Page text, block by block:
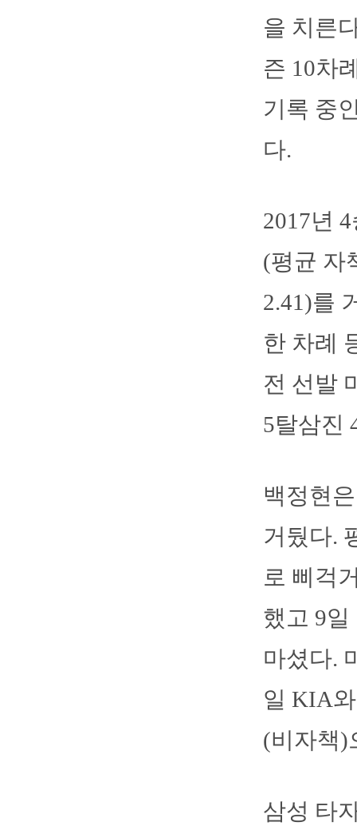
을 치른
즌 10차
기록 중
다.
2017년
(평균 자
2.41)를
한 차례
전 선발
5탈삼진
백정현
거뒀다.
로 삐걱
했고 9
마셨다.
일 KIA
(비자책)
삼성 타